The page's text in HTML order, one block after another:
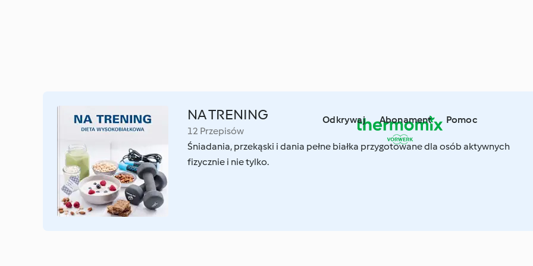
Odkrywaj Abonament Pomoc
NA TRENING
12 Przepisów
Śniadania, przekąski i dania pełne białka przygotowane dla osób aktywnych
fizycznie i nie tylko.